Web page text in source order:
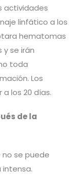
actividades
linfático a los
hematomas
y se irán
toda
Los
los 20 días.
de la
no se puede
intensa.